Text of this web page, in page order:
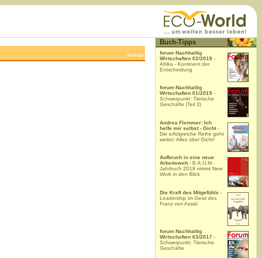
Anzeige
Buch-Tipps
forum Nachhaltig
Wirtschaften 02/2019 -
Afrika - Kontinent der
Entscheidung
forum Nachhaltig
Wirtschaften 01/2019 -
Schwerpunkt: Tierische
Geschäfte (Teil 3)
Andrea Flemmer: Ich
helfe mir selbst - Gicht -
Die erfolgreiche Reihe geht
weiter: Alles über Gicht!
Aufbruch in eine neue
Arbeitswelt - B.A.U.M.-
Jahrbuch 2019 nimmt New
Work in den Blick
Die Kraft des Mitgefühls -
Leadership im Geist des
Franz von Assisi
forum Nachhaltig
Wirtschaften 03/2017 -
Schwerpunkt: Tierische
Geschäfte